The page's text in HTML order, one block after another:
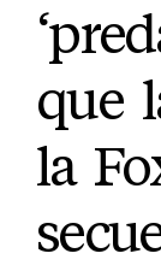
que
la